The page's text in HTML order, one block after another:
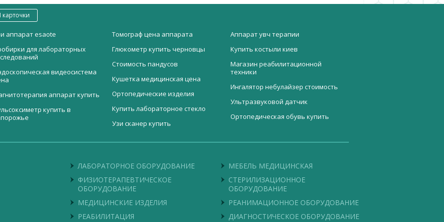
аппарат esaote
для лабораторных
видеосистема
аппарат купить
купить в
Томограф цена аппарата
Глюкометр купить черновцы
Стоимость пандусов
Кушетка медицинская цена
Ортопедические изделия
Купить лабораторное стекло
Узи сканер купить
Аппарат увч терапии
Купить костыли киев
Магазин реабилитационной
техники
Ингалятор небулайзер стоимость
Ультразвуковой датчик
Ортопедическая обувь купить
тонометр
однокадровый HD
лапароскопический
инвалидная коляска
зубчатый
трехканальный
Набор гинекологический №12
(для цитологии полный)
Кислородный концентратор S100
Медицинский аспиратор Atmos C
крови(Оксид кремния)
спинкой и подлокотниками МБС-1
Портативный бронхоскоп EN-BRD
Кресло-каталка с мягким
сиденьем
Круговорот медицинский ручной
ЛАБОРАТОРНОЕ ОБОРУДОВАНИЕ
ФИЗИОТЕРАПЕВТИЧЕСКОЕ
ОБОРУДОВАНИЕ
МЕДИЦИНСКИЕ ИЗДЕЛИЯ
РЕАБИЛИТАЦИЯ
МЕБЕЛЬ МЕДИЦИНСКАЯ
СТЕРИЛИЗАЦИОННОЕ
ОБОРУДОВАНИЕ
РЕАНИМАЦИОННОЕ ОБОРУДОВАНИЕ
ДИАГНОСТИЧЕСКОЕ ОБОРУДОВАНИЕ